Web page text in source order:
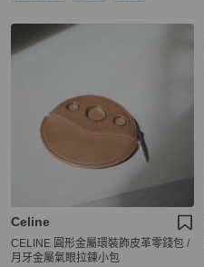
Celine
CELINE 圓形金屬環裝飾皮革零錢包 /
月牙金屬氣眼拉鍊小包